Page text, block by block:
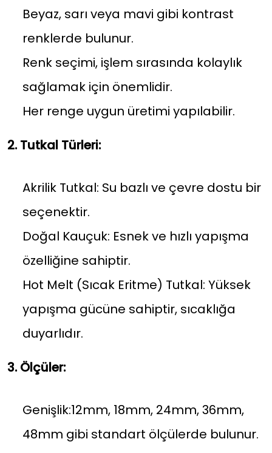
Beyaz, sarı veya mavi gibi kontrast
renklerde bulunur.
Renk seçimi, işlem sırasında kolaylık
sağlamak için önemlidir.
Her renge uygun üretimi yapılabilir.
2. Tutkal Türleri:
Akrilik Tutkal: Su bazlı ve çevre dostu bir
seçenektir.
Doğal Kauçuk: Esnek ve hızlı yapışma
özelliğine sahiptir.
Hot Melt (Sıcak Eritme) Tutkal: Yüksek
yapışma gücüne sahiptir, sıcaklığa
duyarlıdır.
3. Ölçüler:
Genişlik:12mm, 18mm, 24mm, 36mm,
48mm gibi standart ölçülerde bulunur.